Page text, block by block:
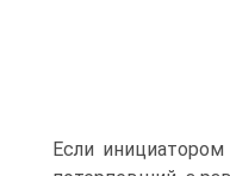
Если